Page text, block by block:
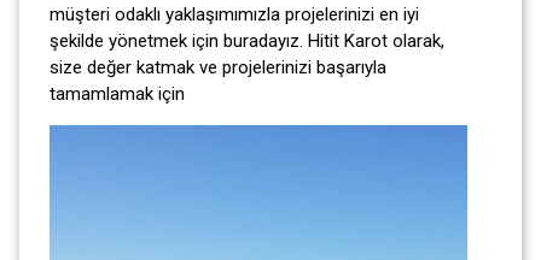
müşteri odaklı yaklaşımımızla projelerinizi en iyi
şekilde yönetmek için buradayız. Hitit Karot olarak,
size değer katmak ve projelerinizi başarıyla
tamamlamak için